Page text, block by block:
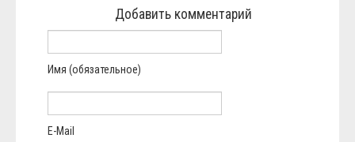
Добавить комментарий
Имя (обязательное)
E-Mail